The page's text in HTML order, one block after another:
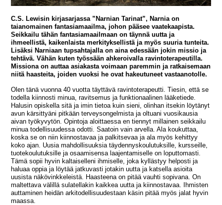
C.S. Lewisin kirjasarjassa ”Narnian Tarinat”, Narnia on
taianomainen fantasiamaailma, johon pääsee vaatekaapista.
Seikkailu tähän fantasiamaailmaan on täynnä uutta ja
ihmeellistä, kaikenlaista merkityksellistä ja myös suuria tunteita.
Lisäksi Narniaan tupsahtajalla on aina edessään jokin missio ja
tehtävä. Vähän kuten työssään ahkeroivalla ravintoterapeutilla.
Missiona on auttaa asiakasta voimaan paremmin ja ratkaisemaan
niitä haasteita, joiden vuoksi he ovat hakeutuneet vastaanotolle.
Olen tänä vuonna 40 vuotta täyttävä ravintoterapeutti. Tiesin, että se
todella kiinnosti minua, ravitsemus ja funktionaalinen lääketiede.
Halusin opiskella sitä ja imin tietoa kuin sieni, olinhan itsekin löytänyt
avun kärsittyäni pitkään terveysongelmista ja oltuani vuosikausia
aivan työkyvytön. Opintoja aloittaessa en tiennyt millainen seikkailu
minua todellisuudessa odotti. Saatoin vain arvella. Ala koukuttaa,
koska se on niin kiinnostavaa ja palkitsevaa ja ala myös kehittyy
koko ajan. Uusia mahdollisuuksia täydennyskoulutuksille, kursseille,
tuotekoulutuksille ja osaamisensa laajentamiselle on loputtomasti.
Tämä sopii hyvin kaltaiselleni ihmiselle, joka kyllästyy helposti ja
haluaa oppia ja löytää jatkuvasti jotakin uutta ja katsella asioita
uusista näkövinkkeleistä. Haasteena on pitää vauhti sopivana. On
maltettava välillä sulatellakin kaikkea uutta ja kiinnostavaa. Ihmisten
auttaminen heidän arkitodellisuudestaan käsin pitää myös jalat hyvin
maassa.